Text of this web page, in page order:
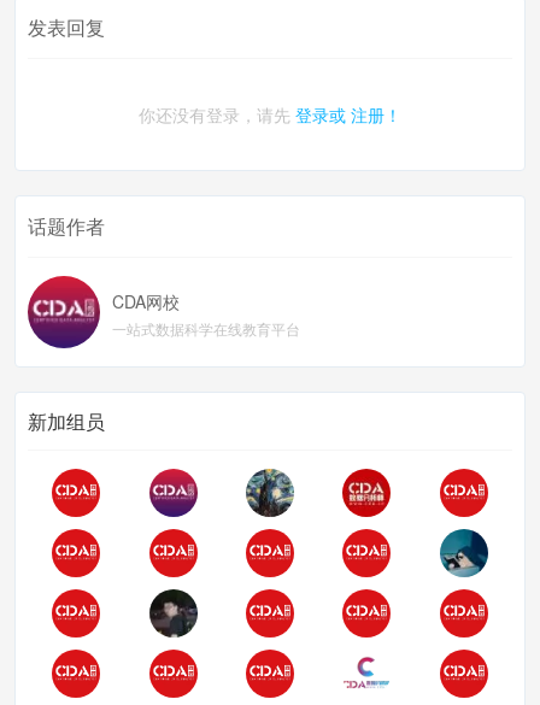
发表回复
你还没有登录，请先 登录或 注册！
话题作者
CDA网校
一站式数据科学在线教育平台
新加组员